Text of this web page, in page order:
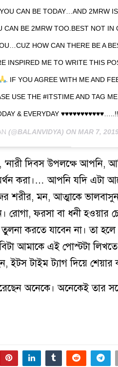
CAN BE TODAY…AND 2MRW
CAN BE 2MRW TOO.BEST NOT IN
HOW CAN THERE BE A
INSPIRED ME TO WRITE THIS
. IF YOU AGREE WITH ME AND
USE THE #ITSTIME AND TAG ME
& EVERYDAY ♥️♥️♥️♥️♥️♥️♥️♥️♥️♥️♥️…..!!
(@BALANVIDYA) ON MAR 7,
‘নারী দিবস উপলক্ষে
করা।… আপনি যদি এটা
শরীর, মন, আত্মাকে
রোগা, ফরসা বা ধনী হওয়ার
করতে যাবেন না। তা হলে
আমাকে এই পোস্টটা
টাইম ট্যাগ দিয়ে শেয়ার
অনেকে। অনেকেই তার